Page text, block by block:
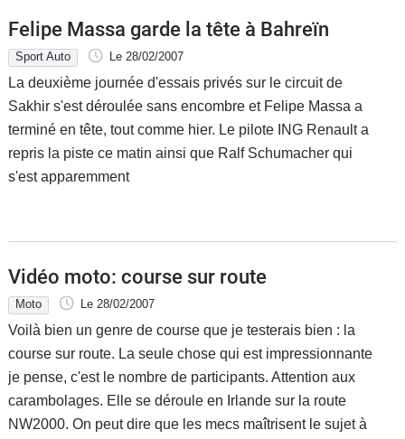
Felipe Massa garde la tête à Bahreïn
Sport Auto Le 28/02/2007
La deuxième journée d'essais privés sur le circuit de
Sakhir s'est déroulée sans encombre et Felipe Massa a
terminé en tête, tout comme hier. Le pilote ING Renault a
repris la piste ce matin ainsi que Ralf Schumacher qui
s'est apparemment
Vidéo moto: course sur route
Moto Le 28/02/2007
Voilà bien un genre de course que je testerais bien : la
course sur route. La seule chose qui est impressionnante
je pense, c'est le nombre de participants. Attention aux
carambolages. Elle se déroule en Irlande sur la route
NW2000. On peut dire que les mecs maîtrisent le sujet à